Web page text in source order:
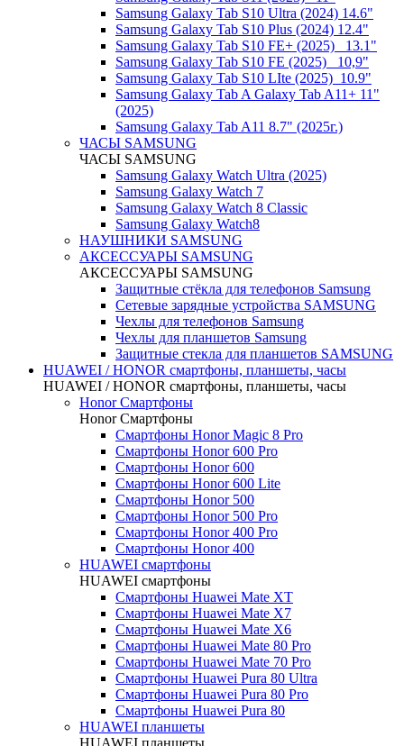
Samsung Galaxy Tab S10 Ultra (2024) 14.6"
Samsung Galaxy Tab S10 Plus (2024) 12.4"
Samsung Galaxy Tab S10 FE+ (2025)_ 13.1"
Samsung Galaxy Tab S10 FE (2025)_ 10,9"
Samsung Galaxy Tab S10 LIte (2025)_10.9"
Samsung Galaxy Tab A Galaxy Tab A11+ 11"
(2025)
Samsung Galaxy Tab A11 8.7" (2025г.)
ЧАСЫ SAMSUNG
ЧАСЫ SAMSUNG
Samsung Galaxy Watch Ultra (2025)
Samsung Galaxy Watch 7
Samsung Galaxy Watch 8 Classic
Samsung Galaxy Watch8
НАУШНИКИ SAMSUNG
АКСЕССУАРЫ SAMSUNG
АКСЕССУАРЫ SAMSUNG
Защитные стёкла для телефонов Samsung
Сетевые зарядные устройства SAMSUNG
Чехлы для телефонов Samsung
Чехлы для планшетов Samsung
Защитные стекла для планшетов SAMSUNG
HUAWEI / HONOR cмартфоны, планшеты, часы
HUAWEI / HONOR cмартфоны, планшеты, часы
Honor Смартфоны
Honor Смартфоны
Смартфоны Honor Magic 8 Pro
Смартфоны Honor 600 Pro
Смартфоны Honor 600
Смартфоны Honor 600 Lite
Смартфоны Honor 500
Смартфоны Honor 500 Pro
Смартфоны Honor 400 Pro
Смартфоны Honor 400
HUAWEI cмартфоны
HUAWEI cмартфоны
Смартфоны Huawei Mate XT
Смартфоны Huawei Mate X7
Смартфоны Huawei Mate X6
Смартфоны Huawei Mate 80 Pro
Смартфоны Huawei Mate 70 Pro
Смартфоны Huawei Pura 80 Ultra
Смартфоны Huawei Pura 80 Pro
Смартфоны Huawei Pura 80
HUAWEI планшеты
HUAWEI планшеты